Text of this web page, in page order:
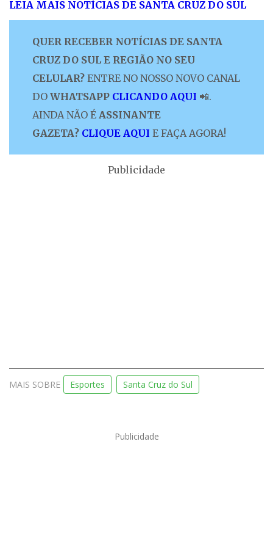
LEIA MAIS NOTÍCIAS DE SANTA CRUZ DO SUL
QUER RECEBER NOTÍCIAS DE SANTA
CRUZ DO SUL E REGIÃO NO SEU
CELULAR? ENTRE NO NOSSO NOVO CANAL
DO WHATSAPP CLICANDO AQUI 📲.
AINDA NÃO É ASSINANTE
GAZETA? CLIQUE AQUI E FAÇA AGORA!
Publicidade
MAIS SOBRE Esportes Santa Cruz do Sul
Publicidade